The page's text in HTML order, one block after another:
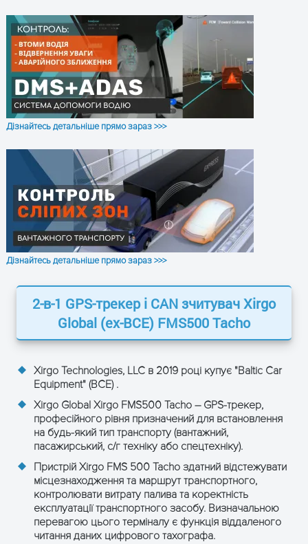
Дізнайтесь детальніше прямо зараз >>>
Дізнайтесь детальніше прямо зараз >>>
2-в-1 GPS-трекер і CAN зчитувач Xirgo
Global (ex-BCE) FMS500 Tacho
Xirgo Technologies, LLC в 2019 році купує "Baltic Car
Equipment" (BCE) .
Xirgo Global Xirgo FMS500 Tacho – GPS-трекер,
професійного рівня призначений для встановлення
на будь-який тип транспорту (вантажний,
пасажирський, с/г техніку або спецтехніку).
Пристрій Xirgo FMS 500 Tacho здатний відстежувати
місцезнаходження та маршрут транспортного,
контролювати витрату палива та коректність
експлуатації транспортного засобу. Визначальною
перевагою цього терміналу є функція віддаленого
читання даних цифрового тахографа.
Живлення 8 – 31 В
Резервна батарея 850 мА
(опціонально)
Робоча температура – ​​від -40 до
+85 °C
Габаритний розмір 68 x 91 x 19 мм
ЗАЛИШТЕ ЗАЯВКУ
і отримайте консультацію
ОТРИМАТИ КОНСУЛЬТАЦІЮ